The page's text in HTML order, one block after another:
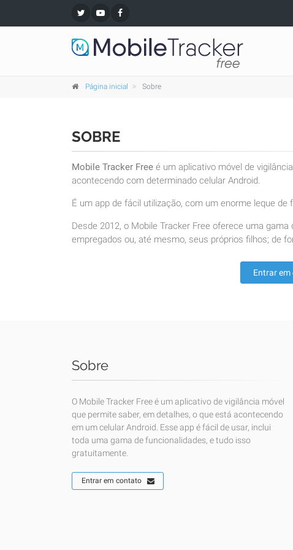
Página inicial Sobre
SOBRE
Mobile Tracker Free é um aplicativo móvel de
acontecendo com determinado celular Android.
É um app de fácil utilização, com um enorme leque de
Desde 2012, o Mobile Tracker Free oferece uma
empregados ou, até mesmo, seus próprios filhos; de
Entrar
Sobre
O Mobile Tracker Free é um aplicativo de vigilância móvel
que permite saber, em detalhes, o que está acontecendo
em um celular Android. Esse app é fácil de usar, inclui
toda uma gama de funcionalidades, e tudo isso
gratuitamente.
Entrar em contato